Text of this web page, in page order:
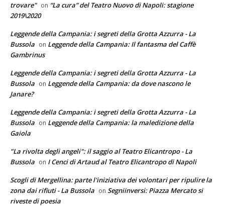
trovare" on “La cura” del Teatro Nuovo di Napoli: stagione
2019\2020
Leggende della Campania: i segreti della Grotta Azzurra - La
Bussola on Leggende della Campania: Il fantasma del Caffè
Gambrinus
Leggende della Campania: i segreti della Grotta Azzurra - La
Bussola on Leggende della Campania: da dove nascono le
Janare?
Leggende della Campania: i segreti della Grotta Azzurra - La
Bussola on Leggende della Campania: la maledizione della
Gaiola
"La rivolta degli angeli": il saggio al Teatro Elicantropo - La
Bussola on I Cenci di Artaud al Teatro Elicantropo di Napoli
Scogli di Mergellina: parte l'iniziativa dei volontari per ripulire la
zona dai rifiuti - La Bussola on Segniinversi: Piazza Mercato si
riveste di poesia